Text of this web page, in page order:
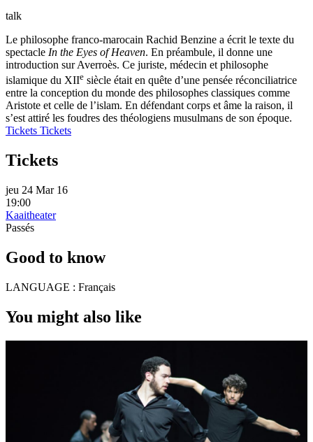
talk
Le philosophe franco-marocain Rachid Benzine a écrit le texte du
spectacle In the Eyes of Heaven. En préambule, il donne une
introduction sur Averroès. Ce juriste, médecin et philosophe
islamique du XIIe siècle était en quête d’une pensée réconciliatrice
entre la conception du monde des philosophes classiques comme
Aristote et celle de l’islam. En défendant corps et âme la raison, il
s’est attiré les foudres des théologiens musulmans de son époque.
Tickets Tickets
Tickets
jeu 24 Mar 16
19:00
Kaaitheater
Passés
Good to know
LANGUAGE : Français
You might also like